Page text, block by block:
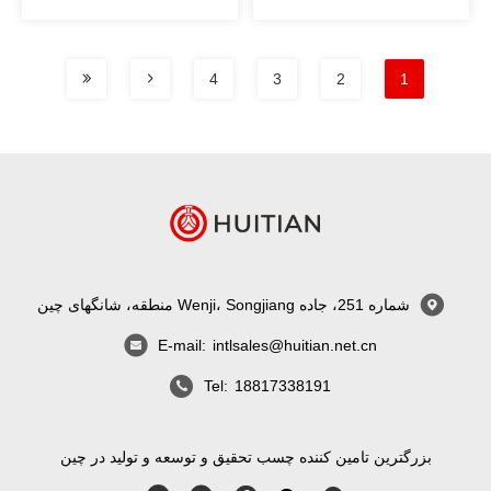
1
2
3
4
شماره 251، جاده Wenji، Songjiang منطقه، شانگهای چین
E-mail: intlsales@huitian.net.cn
Tel: 18817338191
بزرگترین تامین کننده چسب تحقیق و توسعه و تولید در چین